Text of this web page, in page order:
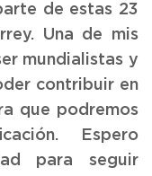
de estas 23
Una de mis
mundialistas y
contribuir en
que podremos
Espero
para seguir